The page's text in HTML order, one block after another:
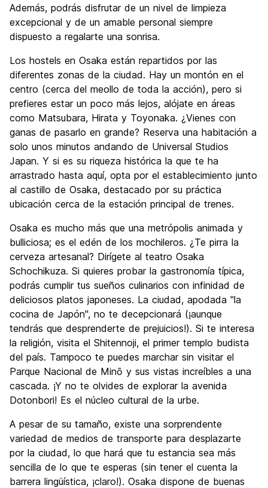
Además, podrás disfrutar de un nivel de limpieza
excepcional y de un amable personal siempre
dispuesto a regalarte una sonrisa.
Los hostels en Osaka están repartidos por las
diferentes zonas de la ciudad. Hay un montón en el
centro (cerca del meollo de toda la acción), pero si
prefieres estar un poco más lejos, alójate en áreas
como Matsubara, Hirata y Toyonaka. ¿Vienes con
ganas de pasarlo en grande? Reserva una habitación a
solo unos minutos andando de Universal Studios
Japan. Y si es su riqueza histórica la que te ha
arrastrado hasta aquí, opta por el establecimiento junto
al castillo de Osaka, destacado por su práctica
ubicación cerca de la estación principal de trenes.
Osaka es mucho más que una metrópolis animada y
bulliciosa; es el edén de los mochileros. ¿Te pirra la
cerveza artesanal? Dirígete al teatro Osaka
Schochikuza. Si quieres probar la gastronomía típica,
podrás cumplir tus sueños culinarios con infinidad de
deliciosos platos japoneses. La ciudad, apodada "la
cocina de Japón", no te decepcionará (¡aunque
tendrás que desprenderte de prejuicios!). Si te interesa
la religión, visita el Shitennoji, el primer templo budista
del país. Tampoco te puedes marchar sin visitar el
Parque Nacional de Minō y sus vistas increíbles a una
cascada. ¡Y no te olvides de explorar la avenida
Dotonbori! Es el núcleo cultural de la urbe.
A pesar de su tamaño, existe una sorprendente
variedad de medios de transporte para desplazarte
por la ciudad, lo que hará que tu estancia sea más
sencilla de lo que te esperas (sin tener el cuenta la
barrera lingüística, ¡claro!). Osaka dispone de buenas